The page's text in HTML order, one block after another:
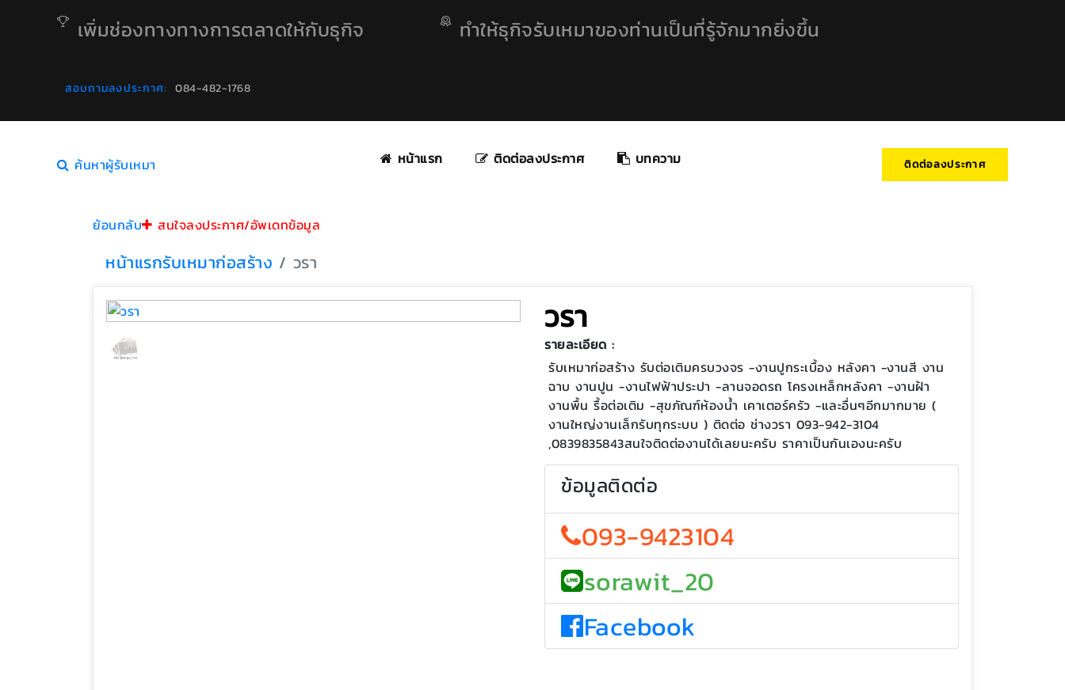
เพิ่มช่องทางทางการตลาดให้กับธุกิจ ทำให้ธุกิจรับเหมาของท่านเป็นที่รู้จักมากยิ่งขึ้น
สอบถามลงประกาศ: 084-482-1768
ค้นหาผู้รับเหมา ติดต่อลงประกาศ
หน้าแรก ติดต่อลงประกาศ บทความ
ย้อนกลับ สนใจลงประกาศ/อัพเดทข้อมูล
หน้าแรกรับเหมาก่อสร้าง วรา
วรา
รายละเอียด :
รับเหมาก่อสร้าง รับต่อเติมครบวงจร -งานปูกระเบื้อง หลังคา -งานสี งาน
ฉาบ งานปูน -งานไฟฟ้าประปา -ลานจอดรถ โครงเหล็กหลังคา -งานฝ้า
งานพื้น รื้อต่อเติม -สุขภัณฑ์ห้องน้ำ เคาเตอร์ครัว -และอื่นๆอีกมากมาย (
งานใหญ่งานเล็กรับทุกระบบ ) ติดต่อ ช่างวรา 093-942-3104
,0839835843สนใจติดต่องานได้เลยนะครับ ราคาเป็นกันเองนะครับ
ข้อมูลติดต่อ
093-9423104
sorawit_20
Facebook